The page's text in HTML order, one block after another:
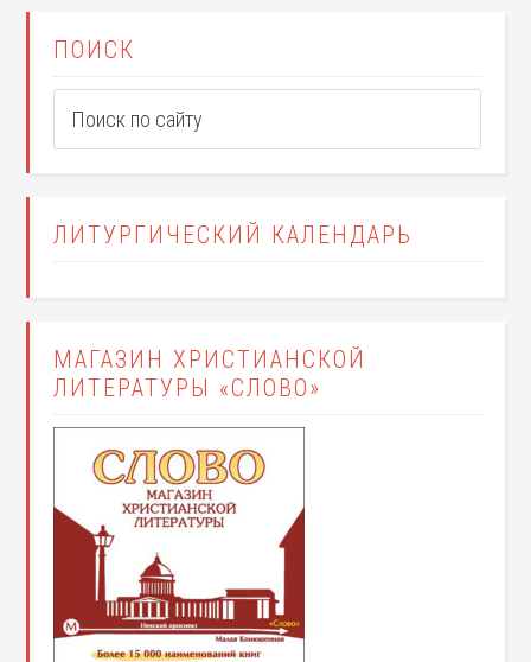
ПОИСК
ЛИТУРГИЧЕСКИЙ КАЛЕНДАРЬ
МАГАЗИН ХРИСТИАНСКОЙ
ЛИТЕРАТУРЫ «СЛОВО»